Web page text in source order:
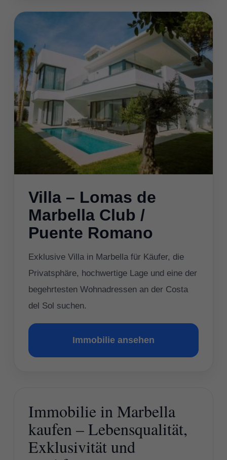
Villa – Lomas de
Marbella Club /
Puente Romano
Exklusive Villa in Marbella für Käufer, die
Privatsphäre, hochwertige Lage und eine der
begehrtesten Wohnadressen an der Costa
del Sol suchen.
Immobilie ansehen
Immobilie in Marbella
kaufen – Lebensqualität,
Exklusivität und